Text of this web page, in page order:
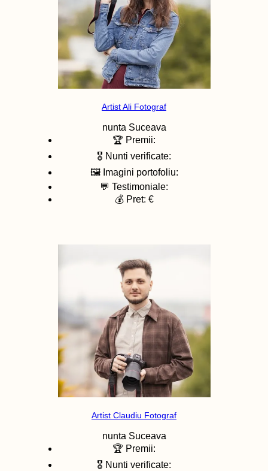
Artist Ali Fotograf
nunta Suceava
🏆 Premii:
🎖️ Nunti verificate:
🖼️ Imagini portofoliu:
💬 Testimoniale:
💰 Pret: €
Artist Claudiu Fotograf
nunta Suceava
🏆 Premii:
🎖️ Nunti verificate: